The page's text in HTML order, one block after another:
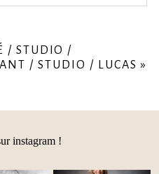
/ STUDIO /
/ STUDIO / LUCAS »
instagram !